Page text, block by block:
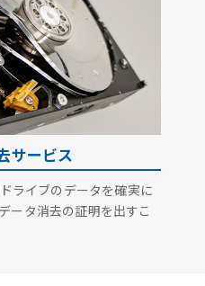
サービス
ライブのデータを確実に
ータ消去の証明を出すこ